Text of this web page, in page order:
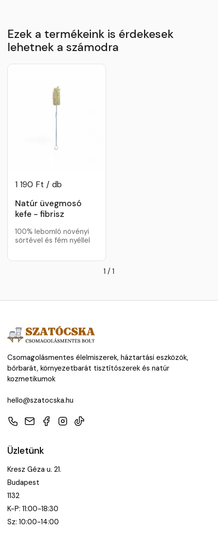
Ezek a termékeink is érdekesek
lehetnek a számodra
1 190 Ft / db
Natúr üvegmosó
kefe - fibrisz
100% lebomló növényi
sörtével és fém nyéllel
1 / 1
Csomagolásmentes élelmiszerek, háztartási eszközök,
bőrbarát, környezetbarát tisztítószerek és natúr
kozmetikumok
hello@szatocska.hu
TelefonE-mailFacebook
Instagram
TikTok
Üzletünk
Kresz Géza u. 21.
Budapest
1132
K-P: 11:00-18:30
Sz: 10:00-14:00